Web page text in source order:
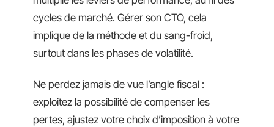
cycles de marché. Gérer son CTO, cela
implique de la méthode et du sang-froid,
surtout dans les phases de volatilité.
Ne perdez jamais de vue l’angle fiscal :
exploitez la possibilité de compenser les
pertes, ajustez votre choix d’imposition à votre